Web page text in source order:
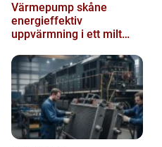
Värmepump skåne
energieffektiv
uppvärmning i ett milt